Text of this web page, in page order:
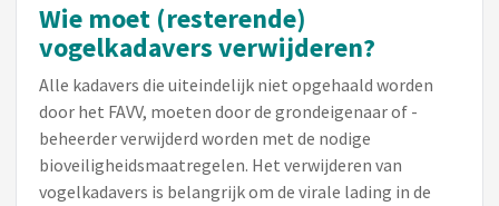
Wie moet (resterende)
vogelkadavers verwijderen?
Alle kadavers die uiteindelijk niet opgehaald worden
door het FAVV, moeten door de grondeigenaar of -
beheerder verwijderd worden met de nodige
bioveiligheidsmaatregelen. Het verwijderen van
vogelkadavers is belangrijk om de virale lading in de